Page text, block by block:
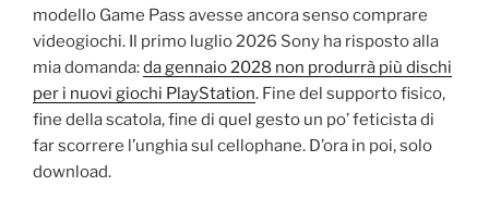
modello Game Pass avesse ancora senso comprare
videogiochi. Il primo luglio 2026 Sony ha risposto alla
mia domanda:da gennaio 2028 non produrrà più dischi
per i nuovi giochi PlayStation. Fine del supporto fisico,
fine della scatola, fine di quel gesto un po’ feticista di
far scorrere l’unghia sul cellophane. D’ora in poi, solo
download.